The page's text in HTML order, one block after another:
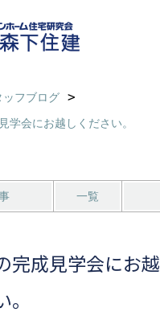
ッフブログ
学会にお越しください。
一覧
完成見学会にお越